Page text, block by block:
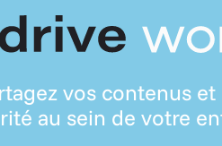
vos contenus
au sein de votre